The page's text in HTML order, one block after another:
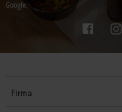
Google.
Firma